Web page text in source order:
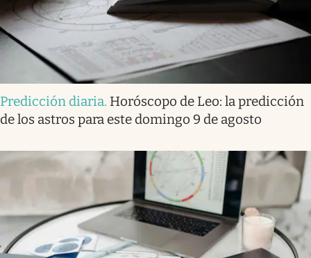
Predicción diaria. Horóscopo de Leo: la predicción
de los astros para este domingo 9 de agosto